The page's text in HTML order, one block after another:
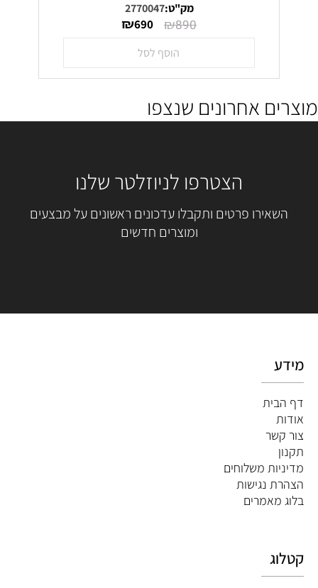
מק"ט:2770047
₪890
₪690
הוסף לסל
מוצרים אחרונים שנצפו
הצטרפו לניוזלטר שלנו
השאירו פרטים ותקבלו עדכונים ראשונים על מבצעים
ומוצרים חדשים
מידע
דף הבית
אודות
צור קשר
תקנון
מדיניות משלוחים
הצהרת נגישות
בלוג מאמרים
קטלוג